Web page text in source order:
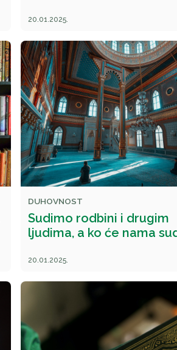
20.01.2025.
DUHOVNOST
Sudimo rodbini i drugim
ljudima, a ko će nama
20.01.2025.